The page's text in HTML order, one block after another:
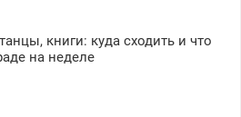
книги: куда сходить и что
на неделе